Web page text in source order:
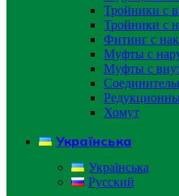
Тройники с
Тройники с
Фитинг с
Муфты с
Муфты с
Хомут
Українська
Українська
Русский